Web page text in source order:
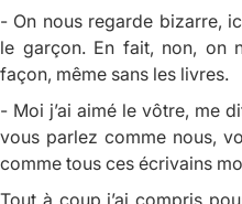
- On nous regarde bizarre,
le garçon. En fait, non, on
façon, même sans les livres.
- Moi j’ai aimé le vôtre, me
vous parlez comme nous,
comme tous ces écrivains
Tout à coup j’ai compris